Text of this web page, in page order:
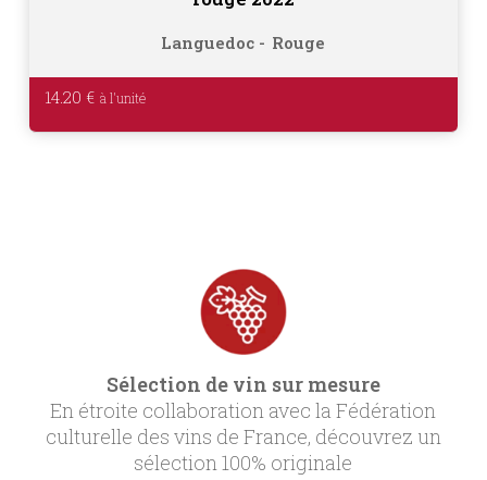
Languedoc Rouge
14.20 €
Sélection de vin sur mesure
En étroite collaboration avec la Fédération
culturelle des vins de France, découvrez un
sélection 100% originale